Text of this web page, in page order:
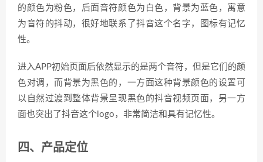
的颜色为粉色，后面音符颜色为白色，背景为蓝色，寓意
为音符的抖动，很好地联系了抖音这个名字，图标有记忆
性。
进入APP初始页面后依然显示的是两个音符，但是它们的颜
色对调，而背景为黑色的，一方面这种背景颜色的设置可
以自然过渡到整体背景呈现黑色的抖音视频页面，另一方
面也突出了抖音这个logo，非常简洁和具有记忆性。
四、产品定位